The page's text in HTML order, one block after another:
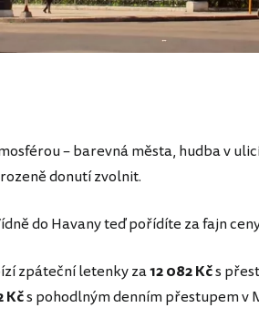
– barevná města, hudba v
donutí zvolnit.
do Havany teď pořídíte za fajn
zpáteční letenky za12 082 Kčs
Kčs pohodlným denním přestupem v